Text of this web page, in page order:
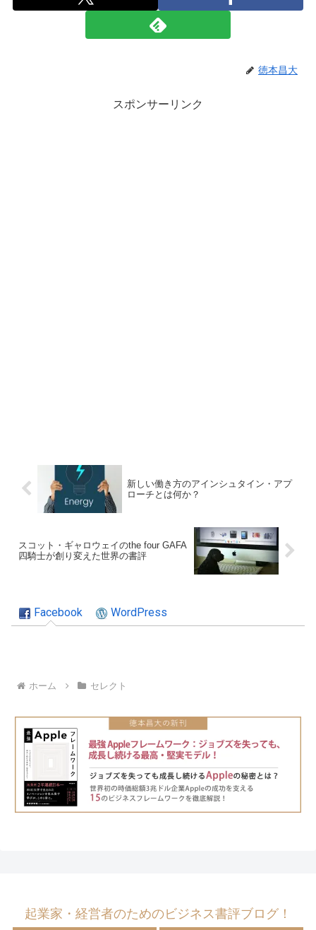
徳本昌大
スポンサーリンク
新しい働き方のアインシュタイン・アプ
ローチとは何か？
スコット・ギャロウェイのthe four GAFA
四騎士が創り変えた世界の書評
Facebook WordPress
ホーム セレクト
起業家・経営者のためのビジネス書評ブログ！